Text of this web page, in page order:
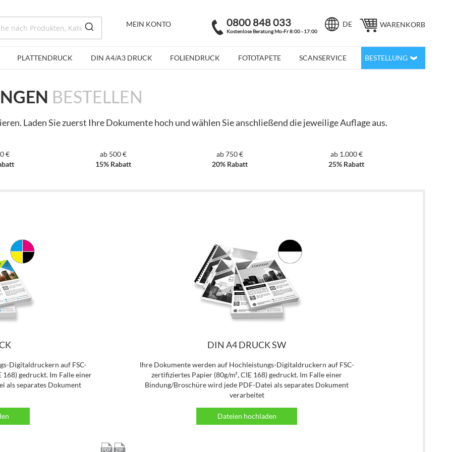
MEIN KONTO 0800 848 033
Kostenlose Beratung Mo-Fr 8:00 - 17:00
SpracheDE WARENKORB
PLATTENDRUCK DIN A4/A3 DRUCK FOLIENDRUCK FOTOTAPETE SCANSERVICE BESTELLUNG
BESTELLEN
Laden Sie zuerst Ihre Dokumente hoch und wählen Sie anschließend die jeweilige Auflage aus.
€
ab 500 €
15% Rabatt
ab 750 €
20% Rabatt
ab 1.000 €
25% Rabatt
Digitaldruckern auf FSC-
168) gedruckt. Im Falle einer
als separates Dokument
DIN A4 DRUCK SW
Ihre Dokumente werden auf Hochleistungs-Digitaldruckern auf FSC-
zertifiziertes Papier (80g/m², CIE 168) gedruckt. Im Falle einer
Bindung/Broschüre wird jede PDF-Datei als separates Dokument
verarbeitet
Dateien hochladen